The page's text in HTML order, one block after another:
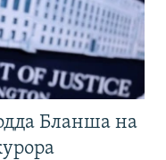
Бланша на